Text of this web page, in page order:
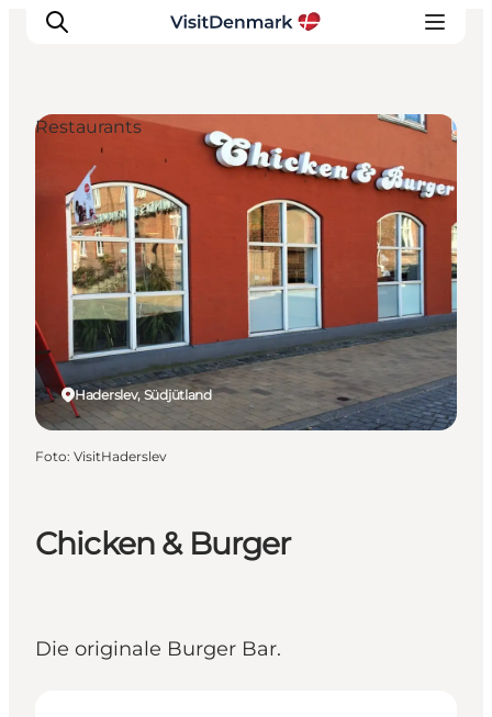
Inspiration
Regionen
Erlebnisse
Unterkünfte
Reiseplanung
Chicken & Burger
Die originale Burger Bar.
Haderslev, Südjütland
Restaurants
Foto: VisitHaderslev